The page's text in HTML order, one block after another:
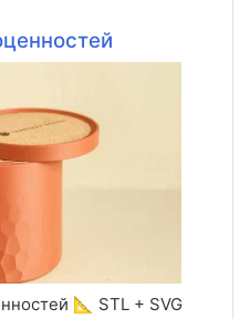
📐 STL + SVG